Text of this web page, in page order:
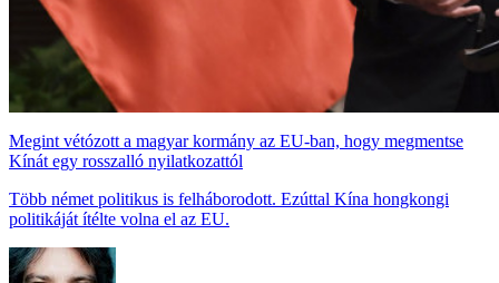
Megint vétózott a magyar kormány az EU-ban, hogy megmentse
Kínát egy rosszalló nyilatkozattól
Több német politikus is felháborodott. Ezúttal Kína hongkongi
politikáját ítélte volna el az EU.